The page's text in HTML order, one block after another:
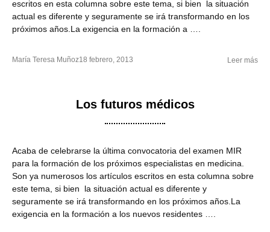
escritos en esta columna sobre este tema, si bien la situación
actual es diferente y seguramente se irá transformando en los
próximos años.La exigencia en la formación a ….
María Teresa Muñoz18 febrero, 2013 Leer más
Los futuros médicos
Acaba de celebrarse la última convocatoria del examen MIR
para la formación de los próximos especialistas en medicina.
Son ya numerosos los artículos escritos en esta columna sobre
este tema, si bien la situación actual es diferente y
seguramente se irá transformando en los próximos años.La
exigencia en la formación a los nuevos residentes ….